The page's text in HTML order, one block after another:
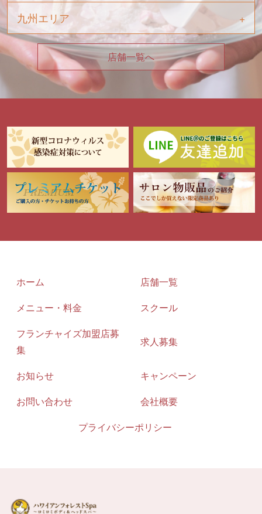
九州エリア
店舗一覧へ
ホーム
店舗一覧
メニュー・料金
スクール
フランチャイズ加盟店募
集
求人募集
お知らせ
キャンペーン
お問い合わせ
会社概要
プライバシーポリシー